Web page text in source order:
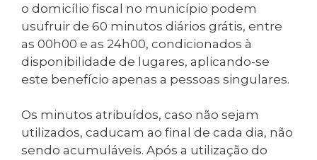
o domicílio fiscal no município podem
usufruir de 60 minutos diários grátis, entre
as 00h00 e as 24h00, condicionados à
disponibilidade de lugares, aplicando-se
este benefício apenas a pessoas singulares.
Os minutos atribuídos, caso não sejam
utilizados, caducam ao final de cada dia, não
sendo acumuláveis. Após a utilização do